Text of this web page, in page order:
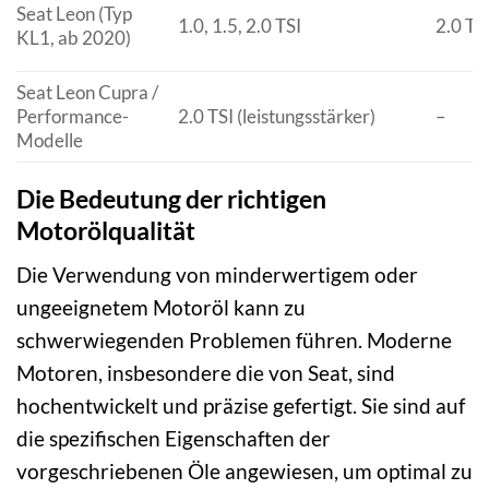
Seat Leon (Typ
KL1, ab 2020)
1.0, 1.5, 2.0 TSI 2.0
Seat Leon Cupra /
Performance-
Modelle
2.0 TSI (leistungsstärker) –
Die Bedeutung der richtigen
Motorölqualität
Die Verwendung von minderwertigem oder
ungeeignetem Motoröl kann zu
schwerwiegenden Problemen führen. Moderne
Motoren, insbesondere die von Seat, sind
hochentwickelt und präzise gefertigt. Sie sind auf
die spezifischen Eigenschaften der
vorgeschriebenen Öle angewiesen, um optimal zu